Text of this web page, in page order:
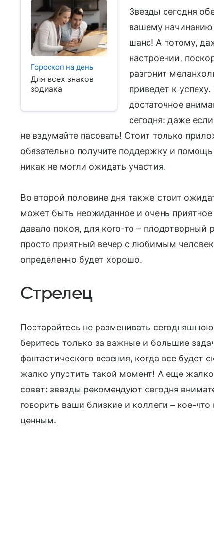
Гороскоп на день
Для всех знаков
зодиака
Звезды сегодня
вашему
шанс! А потому,
настроении,
разгонит
приведет к
достаточное
сегодня: даже
не вздумайте пасовать! Стоит только
обязательно получите поддержку и
никак не могли ожидать участия.
Во второй половине дня также стоит
может быть неожиданное и очень
давало покоя, для кого-то – плодотворный
просто приятный вечер с любимым
определенно будет хорошо.
Стрелец
Постарайтесь не разменивать
беритесь только за важные и большие
фантастического везения, когда все будет
жалко упустить такой момент! А еще
совет: звезды рекомендуют сегодня
говорить ваши близкие и коллеги – кое-
ценным.